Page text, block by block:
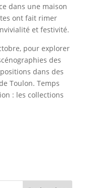
dans une maison
ont fait rimer
et festivité.
pour explorer
des
dans des
Toulon. Temps
: les collections